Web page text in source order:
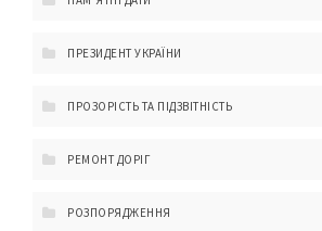
ПРЕЗИДЕНТ УКРАЇНИ
ПРОЗОРІСТЬ ТА ПІДЗВІТНІСТЬ
РЕМОНТ ДОРІГ
РОЗПОРЯДЖЕННЯ